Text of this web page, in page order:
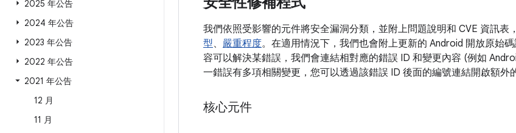
2025 年公告
2024 年公告
2023 年公告
2022 年公告
2021 年公告
12 月
11 月
我們依照受影響的元件將安全漏洞分類，並附上問題說明和 CVE 資訊表
型、 嚴重程度。在適用情況下，我們也會附上更新的 Android 開放原始
容可以解決某錯誤，我們會連結相對應的錯誤 ID 和變更內容 (例如
一錯誤有多項相關變更，您可以透過該錯誤 ID 後面的編號連結開啟額外
核心元件